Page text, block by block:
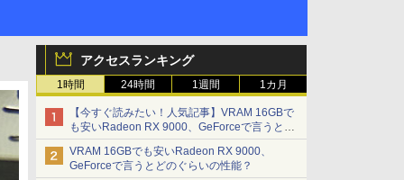
アクセスランキング
1時間 24時間 1週間 1カ月
【今すぐ読みたい！人気記事】VRAM 16GBで
も安いRadeon RX 9000、GeForceで言うとど
のぐらいの性能？ - PC Watch
VRAM 16GBでも安いRadeon RX 9000、
GeForceで言うとどのぐらいの性能？